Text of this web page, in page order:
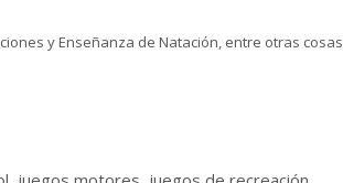
y Enseñanza de Natación, entre otras cosas